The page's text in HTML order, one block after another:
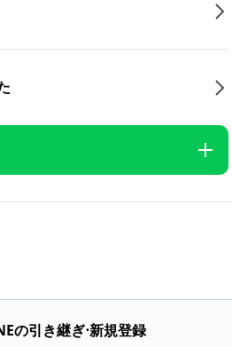
の引き継ぎ⋅新規登録